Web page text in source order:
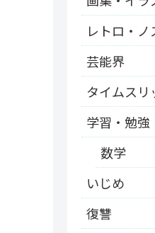
レトロ・
芸能界
タイムス
学習・勉強
数学
いじめ
復讐